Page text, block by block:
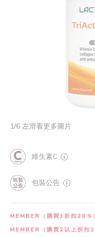
1/6 左滑看更多圖片
維生素C
包裝公告
MEMBER（購買1折扣20％
MEMBER（購買2以上折扣